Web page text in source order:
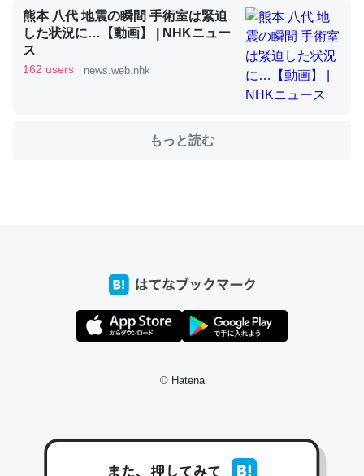
位置情報を共有してる。電池残量や充電中かが分かるので
これ見て生きてるなって分かる。
─たまにLINEするくらいだった遠方の父67歳と僕。ITツール導入で
コミュニケーションが劇的に変化した｜tayorini by LIFULL介護
コミュニケーションが劇的に変化した｜tayorini by LIFULL介護
私も3年前ぐらいに祖母の家に設置した。ポケットWifiみ
https://toyoshi.hatenablog.com/entry/2019/05/15/1805
熊本 八代 地震の瞬間 手術室は緊迫
した状況に…【動画】 | NHKニュー
ス
162 users news.web.nhk
もっと読む
© Hatena